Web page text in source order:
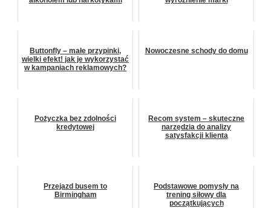
Buttonfly – małe przypinki,
wielki efekt! jak je wykorzystać
w kampaniach reklamowych?
Nowoczesne schody do domu
Pożyczka bez zdolności
kredytowej
Recom system – skuteczne
narzędzia do analizy
satysfakcji klienta
Przejazd busem to
Birmingham
Podstawowe pomysły na
trening siłowy dla
początkujących